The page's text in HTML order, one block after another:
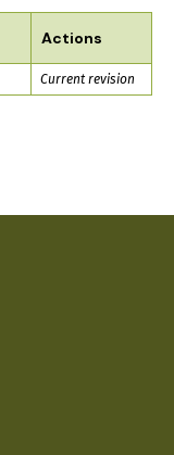
Actions
Current revision